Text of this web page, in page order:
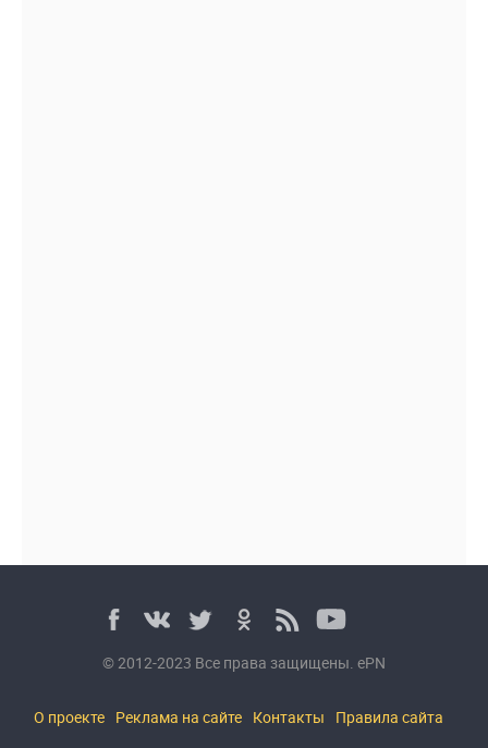
© 2012-2023 Все права защищены. ePN
О проекте Реклама на сайте Контакты Правила сайта